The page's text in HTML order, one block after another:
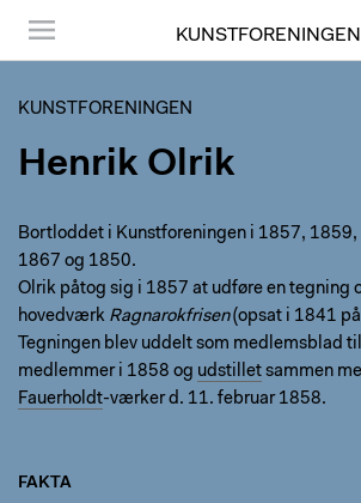
KUNSTFORENINGEN
KUNSTFORENINGEN
Henrik Olrik
Bortloddet i Kunstforeningen i 1857,
1867 og 1850.
Olrik påtog sig i 1857 at udføre en tegning
hovedværk Ragnarokfrisen(opsat i 1841
Tegningen blev uddelt som medlemsblad
medlemmer i 1858 og udstillet sammen
Fauerholdt-værker d. 11. februar 1858.
FAKTA